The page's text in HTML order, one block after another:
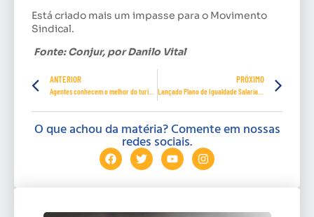
Está criado mais um impasse para o Movimento
Sindical.
Fonte: Conjur, por Danilo Vital
ANTERIOR PRÓXIMO
Lançado Plano de Igualdade Salarial e Laboral entre Mulheres e Homens
O que achou da matéria? Comente em nossas
redes sociais.